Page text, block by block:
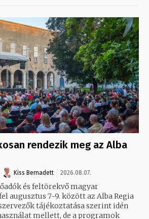
rendezik meg az Alba
Kiss Bernadett 2026.08.07.
és feltörekvő magyar
augusztus 7-9. között az Alba Regia
tájékoztatása szerint idén
mellett, de a programok